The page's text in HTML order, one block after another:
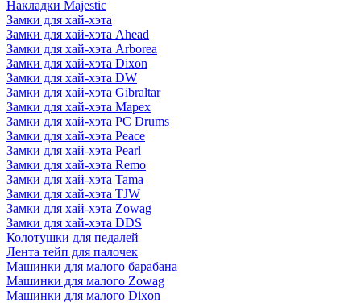
Накладки Majestic
Замки для хай-хэта
Замки для хай-хэта Ahead
Замки для хай-хэта Arborea
Замки для хай-хэта Dixon
Замки для хай-хэта DW
Замки для хай-хэта Gibraltar
Замки для хай-хэта Mapex
Замки для хай-хэта PC Drums
Замки для хай-хэта Peace
Замки для хай-хэта Pearl
Замки для хай-хэта Remo
Замки для хай-хэта Tama
Замки для хай-хэта TJW
Замки для хай-хэта Zowag
Замки для хай-хэта DDS
Колотушки для педалей
Лента тейп для палочек
Машинки для малого барабана
Машинки для малого Zowag
Машинки для малого Dixon